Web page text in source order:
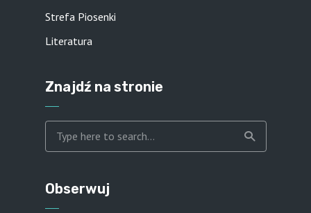
Strefa Piosenki
Literatura
Znajdź na stronie
Obserwuj